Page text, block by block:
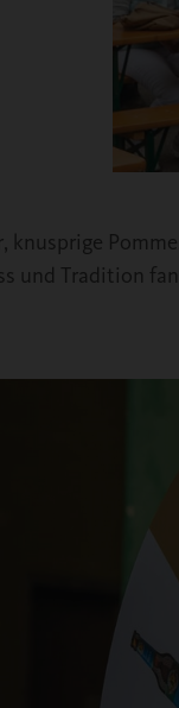
knusprige
und Tradition